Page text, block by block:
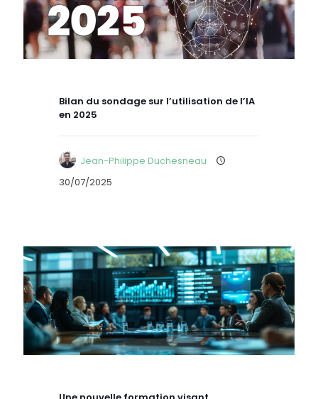
Bilan du sondage sur l’utilisation de l’IA
en 2025
Jean-Philippe Duchesneau
30/07/2025